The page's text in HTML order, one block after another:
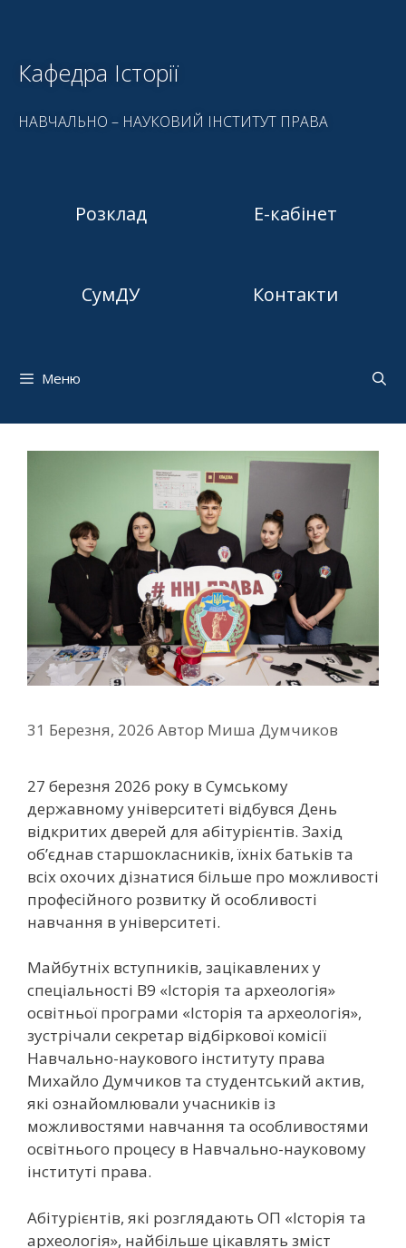
Кафедра Історії
НАВЧАЛЬНО – НАУКОВИЙ ІНСТИТУТ ПРАВА
Розклад Е-кабінет
СумДУ Контакти
Меню
31 Березня, 2026 Автор Миша Думчиков
27 березня 2026 року в Сумському
державному університеті відбувся День
відкритих дверей для абітурієнтів. Захід
об’єднав старшокласників, їхніх батьків та
всіх охочих дізнатися більше про можливості
професійного розвитку й особливості
навчання в університеті.
Майбутніх вступників, зацікавлених у
спеціальності В9 «Історія та археологія»
освітньої програми «Історія та археологія»,
зустрічали секретар відбіркової комісії
Навчально-наукового інституту права
Михайло Думчиков та студентський актив,
які ознайомлювали учасників із
можливостями навчання та особливостями
освітнього процесу в Навчально-науковому
інституті права.
Абітурієнтів, які розглядають ОП «Історія та
археологія», найбільше цікавлять зміст